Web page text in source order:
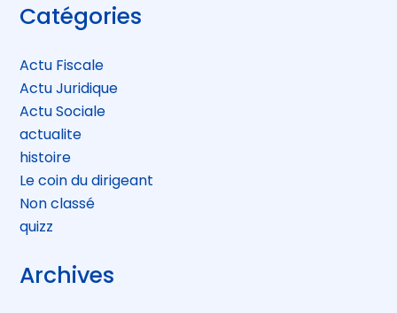
Blog
sidebar
Catégories
Actu Fiscale
Actu Juridique
Actu Sociale
actualite
histoire
Le coin du dirigeant
Non classé
quizz
Archives